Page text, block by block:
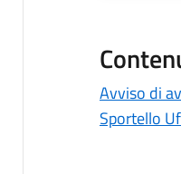
Avviso di
Sportello